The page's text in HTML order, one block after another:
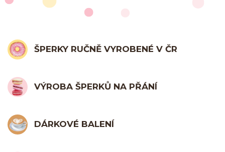
ŠPERKY RUČNĚ VYROBENÉ V ČR
VÝROBA ŠPERKŮ NA PŘÁNÍ
DÁRKOVÉ BALENÍ